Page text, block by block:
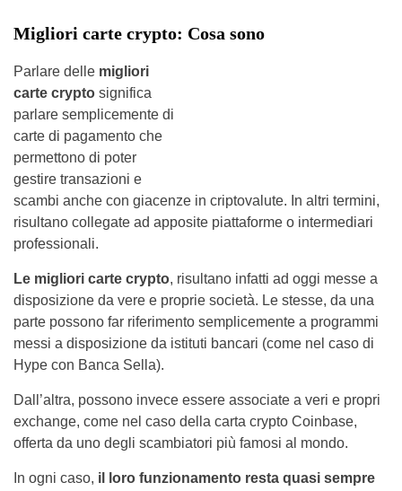
Migliori carte crypto: Cosa sono
Parlare delle migliori
carte crypto significa
parlare semplicemente di
carte di pagamento che
permettono di poter
gestire transazioni e
scambi anche con giacenze in criptovalute. In altri termini,
risultano collegate ad apposite piattaforme o intermediari
professionali.
Le migliori carte crypto, risultano infatti ad oggi messe a
disposizione da vere e proprie società. Le stesse, da una
parte possono far riferimento semplicemente a programmi
messi a disposizione da istituti bancari (come nel caso di
Hype con Banca Sella).
Dall’altra, possono invece essere associate a veri e propri
exchange, come nel caso della carta crypto Coinbase,
offerta da uno degli scambiatori più famosi al mondo.
In ogni caso, il loro funzionamento resta quasi sempre